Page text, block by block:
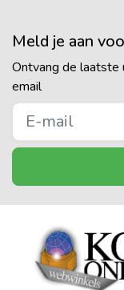
Meld je aan
Ontvang de laatste
email